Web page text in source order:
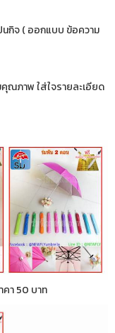
นกิจ ( ออกแบบ ข้อความ
ณภาพ ใส่ใจรายละเอียด
คา 50 บาท